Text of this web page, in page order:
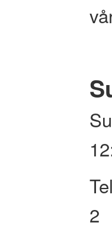
2